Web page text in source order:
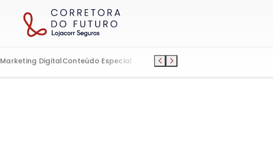
Marketing DigitalConteúdo Especial